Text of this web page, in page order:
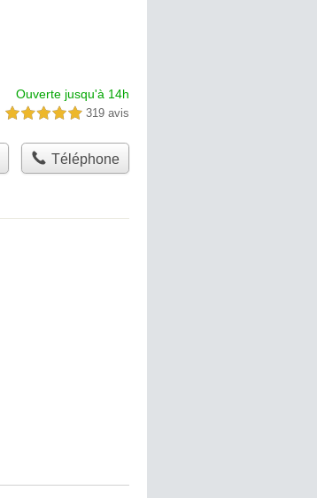
Ouverte jusqu'à 14h
5,0 étoiles sur 5 319 avis
Téléphone